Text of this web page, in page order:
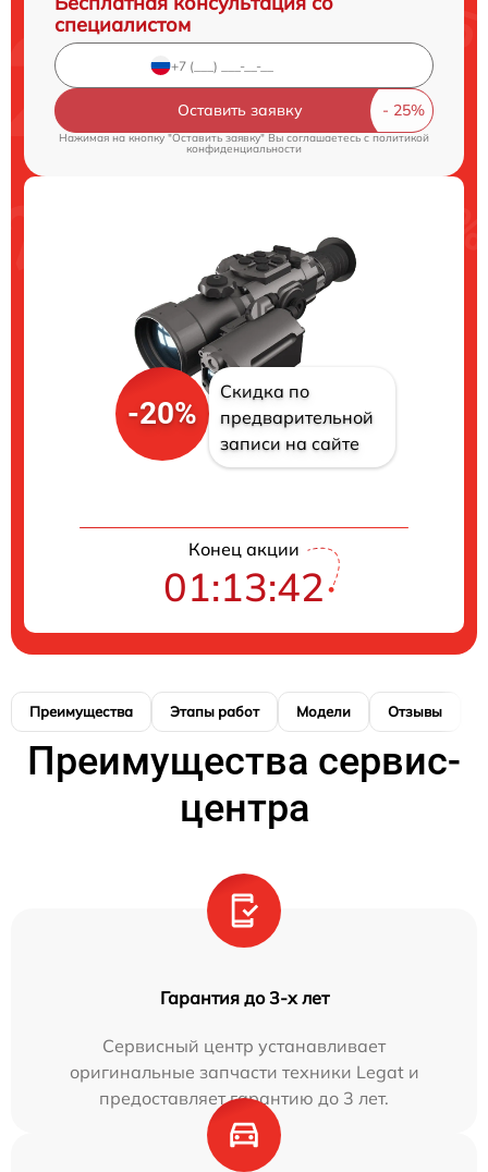
специалистом
Оставить заявку
Нажимая на кнопку "Оставить заявку" Вы соглашаетесь c политикой
конфиденциальности
-20%
Скидка по
предварительной
записи на сайте
Конец акции
01:13:41
Преимущества Этапы работ Модели Отзывы
Преимущества сервис-
центра
Гарантия до 3-х лет
Сервисный центр устанавливает
оригинальные запчасти техники Legat и
предоставляет гарантию до 3 лет.